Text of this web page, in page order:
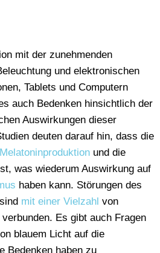
mit der zunehmenden
und elektronischen
Tablets und Computern
auch Bedenken hinsichtlich der
Auswirkungen dieser
deuten darauf hin, dass die
Melatoninproduktion und die
was wiederum Auswirkung auf
haben kann. Störungen des
mit einer Vielzahl von
verbunden. Es gibt auch Fragen
blauem Licht auf die
Bedenken haben zu